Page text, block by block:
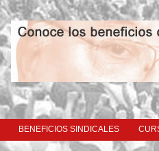
BENEFICIOS SINDICALES